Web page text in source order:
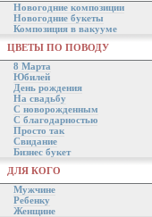
Новогодние композиции
Новогодние букеты
Композиция в вакууме
ЦВЕТЫ ПО ПОВОДУ
8 Марта
Юбилей
День рождения
На свадьбу
С новорожденным
С благодарностью
Просто так
Свидание
Бизнес букет
ДЛЯ КОГО
Мужчине
Ребенку
Женщине